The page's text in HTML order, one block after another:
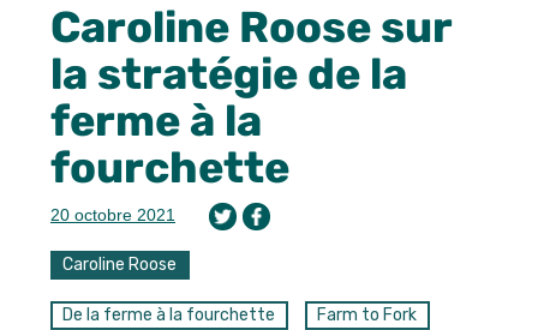
Caroline Roose sur
la stratégie de la
ferme à la
fourchette
20 octobre 2021
Caroline Roose
De la ferme à la fourchette
Farm to Fork